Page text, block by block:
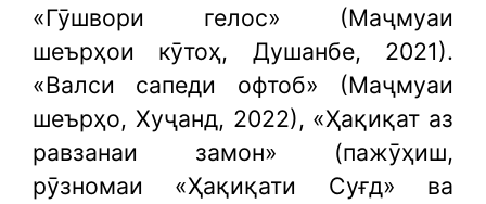
«Гӯшвори гелос» (Маҷмуаи
шеърҳои кӯтоҳ, Душанбе, 2021).
«Валси сапеди офтоб» (Маҷмуаи
шеърҳо, Хуҷанд, 2022), «Ҳақиқат аз
равзанаи замон» (пажӯҳиш,
рӯзномаи «Ҳақиқати Суғд» ва